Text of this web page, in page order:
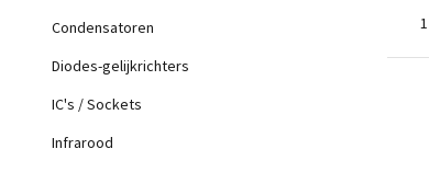
Condensatoren
Diodes-gelijkrichters
IC's / Sockets
Infrarood